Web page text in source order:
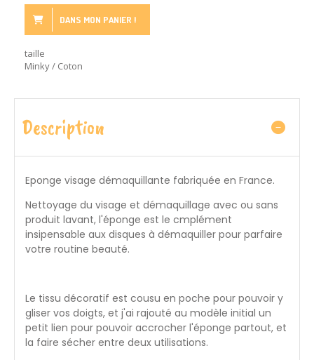
DANS MON PANIER !
taille
Minky / Coton
Description
Eponge visage démaquillante fabriquée en France.
Nettoyage du visage et démaquillage avec ou sans
produit lavant, l'éponge est le cmplément
insipensable aux disques à démaquiller pour parfaire
votre routine beauté.
Le tissu décoratif est cousu en poche pour pouvoir y
gliser vos doigts, et j'ai rajouté au modèle initial un
petit lien pour pouvoir accrocher l'éponge partout, et
la faire sécher entre deux utilisations.